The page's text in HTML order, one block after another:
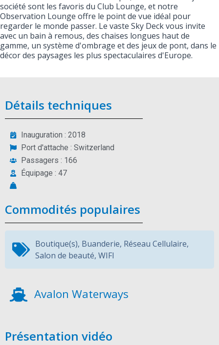
société sont les favoris du Club Lounge, et notre
Observation Lounge offre le point de vue idéal pour
regarder le monde passer. Le vaste Sky Deck vous invite
avec un bain à remous, des chaises longues haut de
gamme, un système d'ombrage et des jeux de pont, dans le
décor des paysages les plus spectaculaires d'Europe.
Détails techniques
Inauguration : 2018
Port d'attache : Switzerland
Passagers : 166
Équipage : 47
Commodités populaires
Boutique(s), Buanderie, Réseau Cellulaire,
Salon de beauté, WIFI
Avalon Waterways
Présentation vidéo